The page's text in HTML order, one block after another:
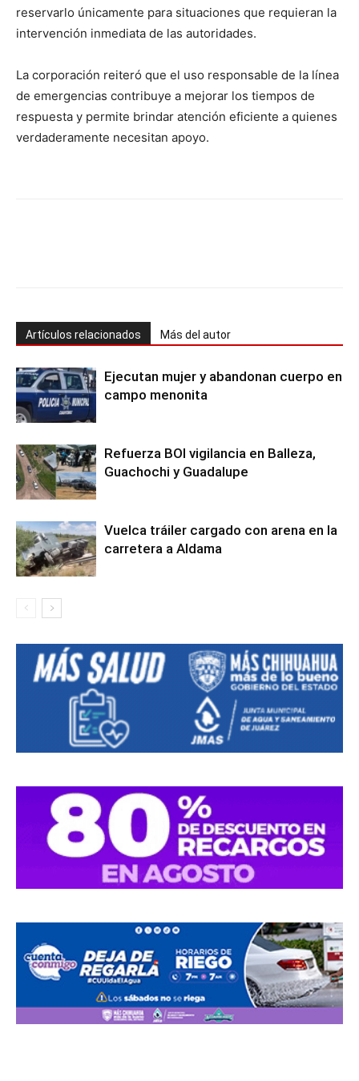
reservarlo únicamente para situaciones que requieran la
intervención inmediata de las autoridades.
La corporación reiteró que el uso responsable de la línea
de emergencias contribuye a mejorar los tiempos de
respuesta y permite brindar atención eficiente a quienes
verdaderamente necesitan apoyo.
Artículos relacionados Más del autor
Ejecutan mujer y abandonan cuerpo en
campo menonita
Refuerza BOI vigilancia en Balleza,
Guachochi y Guadalupe
Vuelca tráiler cargado con arena en la
carretera a Aldama